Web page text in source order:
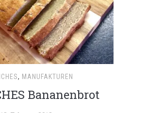
, MANUFAKTUREN
Bananenbrot